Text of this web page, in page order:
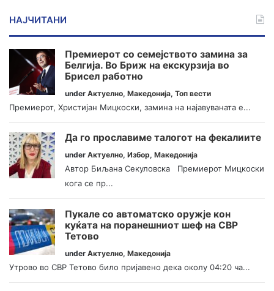
НАЈЧИТАНИ
Премиерот со семејството замина за
Белгија. Во Бриж на екскурзија во
Брисел работно
under Актуелно, Македонија, Топ вести
Премиерот, Христијан Мицкоски, замина на најавуваната е...
Да го прославиме талогот на фекалиите
under Актуелно, Избор, Македонија
Автор Биљана Секуловска Премиерот Мицкоски
кога се пр...
Пукале со автоматско оружје кон
куќата на поранешниот шеф на СВР
Тетово
under Актуелно, Македонија
Утрово во СВР Тетово било пријавено дека околу 04:20 ча...